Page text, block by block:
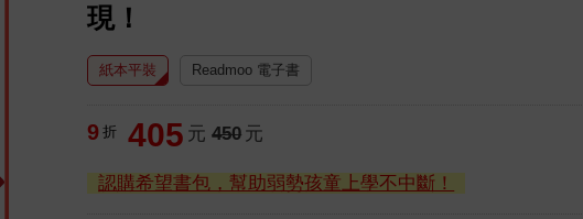
現！
紙本平裝 Readmoo 電子書
9 折 405 元 450 元
認購希望書包，幫助弱勢孩童上學不中斷！